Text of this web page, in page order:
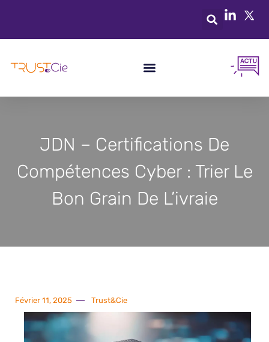
JDN – Certifications De
Compétences Cyber : Trier Le
Bon Grain De L’ivraie
Février 11, 2025 Trust&Cie